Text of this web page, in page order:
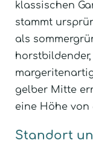
klassischen
stammt
als
gelber Mitte
eine Höhe von
Standort